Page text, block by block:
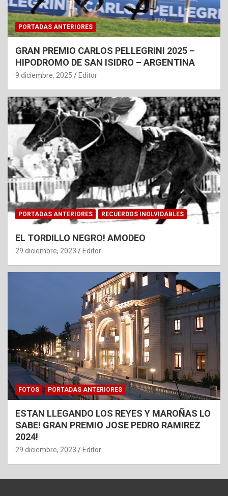
PORTADAS ANTERIORES
GRAN PREMIO CARLOS PELLEGRINI 2025 –
HIPODROMO DE SAN ISIDRO – ARGENTINA
9 diciembre, 2025 Editor
PORTADAS ANTERIORES RECUERDOS INOLVIDABLES
EL TORDILLO NEGRO! AMODEO
29 diciembre, 2023 Editor
FOTOS PORTADAS ANTERIORES
ESTAN LLEGANDO LOS REYES Y MAROÑAS LO
SABE! GRAN PREMIO JOSE PEDRO RAMIREZ
2024!
29 diciembre, 2023 Editor